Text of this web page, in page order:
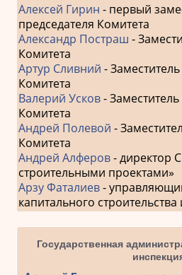
Алексей Гирин - первый
председателя Комитета
Александр Постраш -
Комитета
Артур Сливний -
Комитета
Валерий Усков- Заместитель
Комитета
Андрей Полевой -
Комитета
Андрей Алферов- директор
строительными проектами»
Арзу Фаталиев-
капитального
Государственная